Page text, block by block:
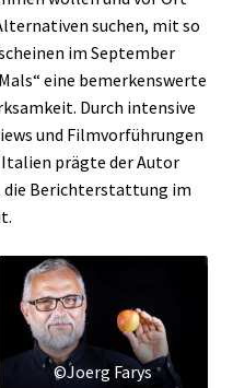
suchen, mit so
im September
eine bemerkenswerte
Durch intensive
und Filmvorführungen
prägte der Autor
die Berichterstattung im
©Joerg Farys